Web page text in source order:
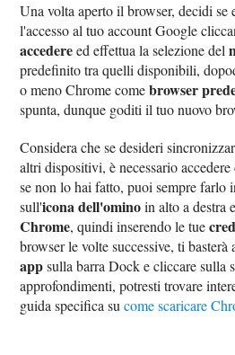
Una volta aperto il browser, decidi se
l'accesso al tuo account Google
accedereed effettua la selezione del
predefinito tra quelli disponibili,
o meno Chrome comebrowser
spunta, dunque goditi il tuo nuovo
Considera che se desideri
altri dispositivi, è necessario
se non lo hai fatto, puoi sempre farlo
sull'icona dell'ominoin alto a destra
Chrome, quindi inserendo le tue
browser le volte successive, ti basterà
appsulla barra Dock e cliccare sulla
approfondimenti, potresti trovare
guida specifica sucome scaricare